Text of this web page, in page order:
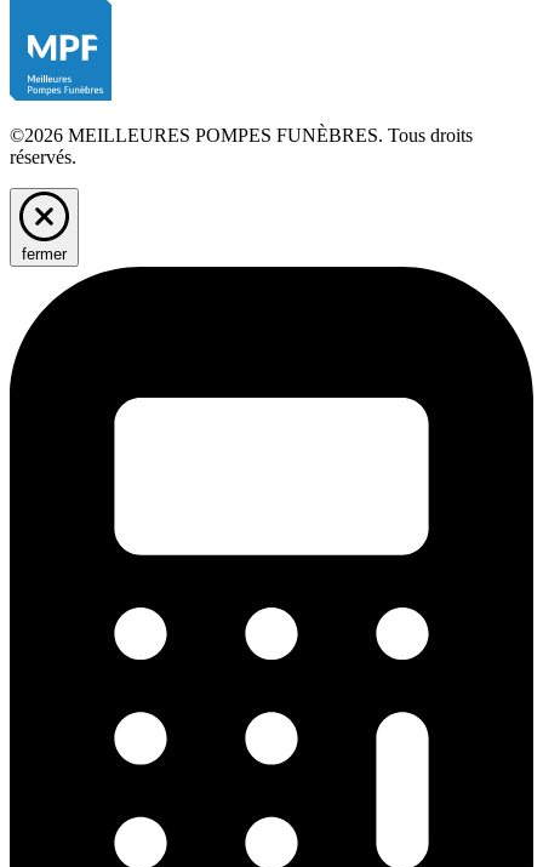
©2026 MEILLEURES POMPES FUNÈBRES. Tous droits
réservés.
fermer